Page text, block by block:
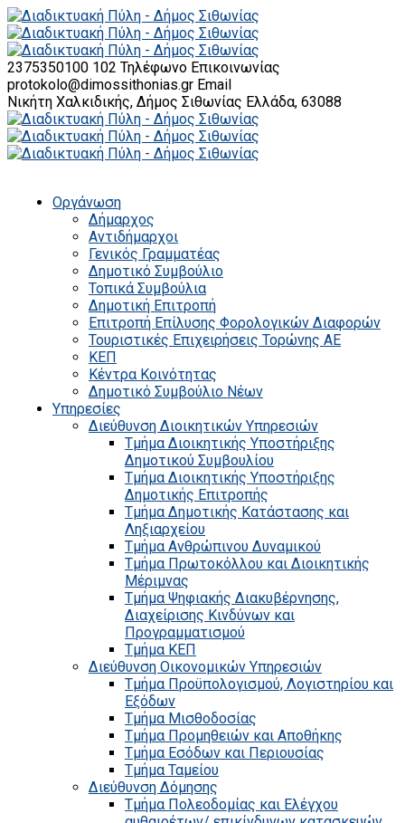
2375350100 102 Τηλέφωνο Επικοινωνίας
protokolo@dimossithonias.gr Email
Νικήτη Χαλκιδικής, Δήμος Σιθωνίας Ελλάδα, 63088
Οργάνωση
Δήμαρχος
Αντιδήμαρχοι
Γενικός Γραμματέας
Δημοτικό Συμβούλιο
Τοπικά Συμβούλια
Δημοτική Επιτροπή
Επιτροπή Επίλυσης Φορολογικών Διαφορών
Τουριστικές Επιχειρήσεις Τορώνης ΑΕ
ΚΕΠ
Κέντρα Κοινότητας
Δημοτικό Συμβούλιο Νέων
Υπηρεσίες
Διεύθυνση Διοικητικών Υπηρεσιών
Τμήμα Διοικητικής Υποστήριξης
Δημοτικού Συμβουλίου
Τμήμα Διοικητικής Υποστήριξης
Δημοτικής Επιτροπής
Τμήμα Δημοτικής Κατάστασης και
Ληξιαρχείου
Τμήμα Ανθρώπινου Δυναμικού
Τμήμα Πρωτοκόλλου και Διοικητικής
Μέριμνας
Τμήμα Ψηφιακής Διακυβέρνησης,
Διαχείρισης Κινδύνων και
Προγραμματισμού
Τμήμα ΚΕΠ
Διεύθυνση Οικονομικών Υπηρεσιών
Τμήμα Προϋπολογισμού, Λογιστηρίου και
Εξόδων
Τμήμα Μισθοδοσίας
Τμήμα Προμηθειών και Αποθήκης
Τμήμα Εσόδων και Περιουσίας
Τμήμα Ταμείου
Διεύθυνση Δόμησης
Τμήμα Πολεοδομίας και Ελέγχου